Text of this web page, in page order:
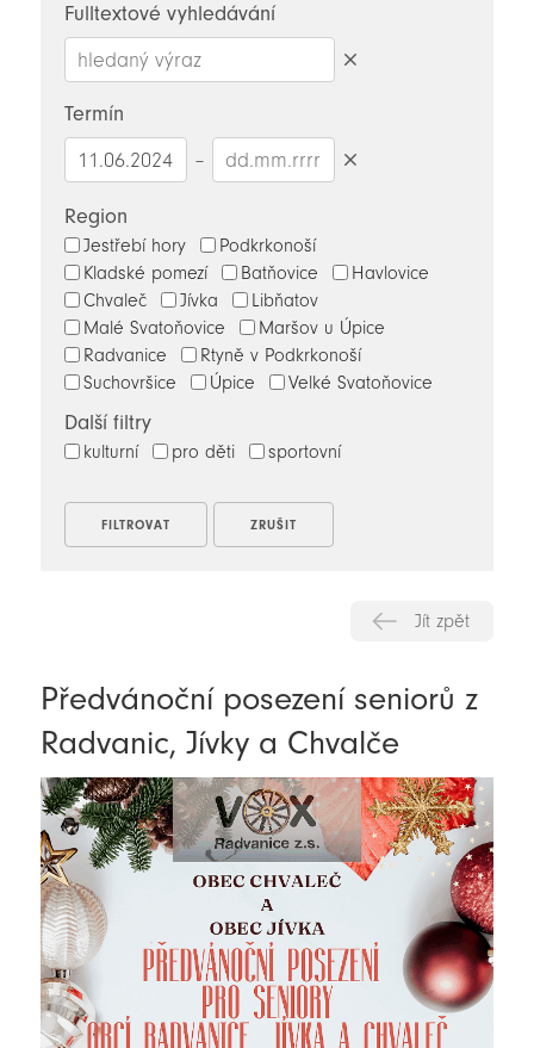
Fulltextové vyhledávání
Termín
–
Region
Jestřebí hory
Podkrkonoší
Kladské pomezí
Batňovice
Havlovice
Chvaleč
Jívka
Libňatov
Malé Svatoňovice
Maršov u Úpice
Radvanice
Rtyně v Podkrkonoší
Suchovršice
Úpice Velké Svatoňovice
Další filtry
kulturní pro děti sportovní
Jít zpět
Předvánoční posezení seniorů z
Radvanic, Jívky a Chvalče